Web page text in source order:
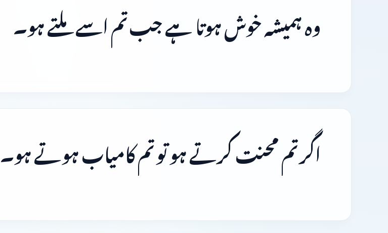
وہ ہمیشہ خوش ہوتا ہے جب تم اسے ملتے ہو۔
اگر تم محنت کرتے ہو تو تم کامیاب ہوتے ہو۔